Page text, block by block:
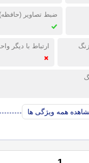
ضبط تصاویر (حافظه)
ارتباط با دیگر
همه ویژگی ها